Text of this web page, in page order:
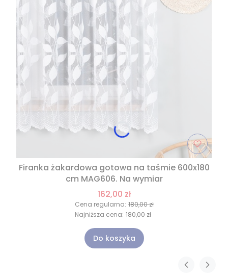
Firanka żakardowa gotowa na taśmie 600x180
cm MAG606. Na wymiar
162,00 zł
Cena regularna: 180,00 zł
Najniższa cena: 180,00 zł
Do koszyka